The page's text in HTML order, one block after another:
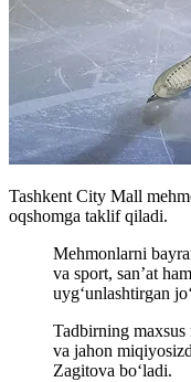
Tashkent City Mall
oqshomga taklif qiladi.
Mehmonlarni
va sport, san’at
uygʻunlashtirgan
Tadbirning
va jahon
Zagitova boʻladi.